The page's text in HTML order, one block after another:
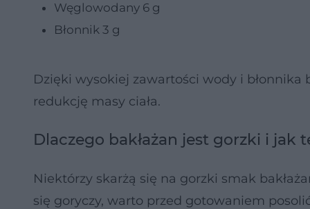
Węglowodany 6 g
Błonnik 3 g
Dzięki wysokiej zawartości wody i błonnika
redukcję masy ciała.
Dlaczego bakłażan jest gorzki i jak
Niektórzy skarżą się na gorzki smak
się goryczy, warto przed gotowaniem